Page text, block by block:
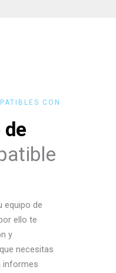
CON
de
equipo de
ello te
y
que necesitas
informes